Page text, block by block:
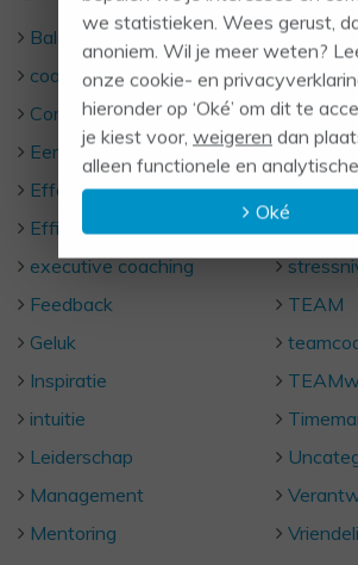
Balans
coachen
Communicatie
Eerlijkheid
Effectief communiceren
Efficient werken
executive coaching
Feedback
Geluk
Inspiratie
intuitie
Leiderschap
Management
Mentoring
NLP
Respect
Rust
TEAM
we statistieken. Wees gerust,
anoniem. Wil je meer weten?
onze cookie- en
hieronder op ‘Oké’ om dit te
je kiest voor, weigeren dan
alleen functionele en
Oké